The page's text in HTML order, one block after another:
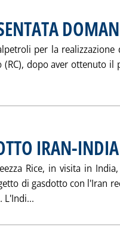
per la
dopo aver ottenuto il
IRAN-INDIA
Rice, in visita in
di gasdotto con l'Iran
. L'Indi...